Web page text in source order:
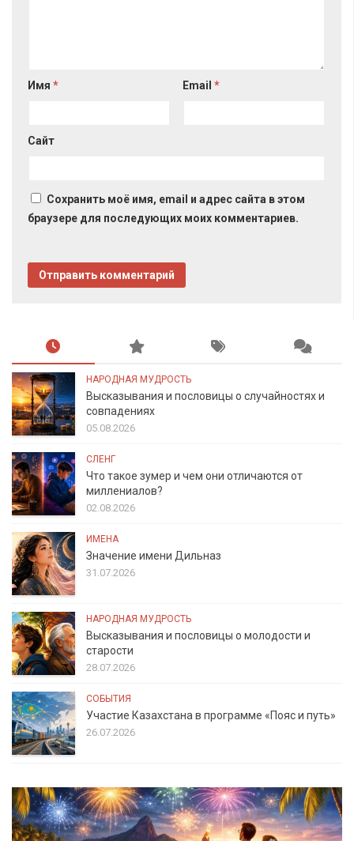
Имя * Email*
Сайт
Сохранить моё имя, email и адрес сайта в этом
браузере для последующих моих комментариев.
НАРОДНАЯ МУДРОСТЬ
Высказывания и пословицы о случайностях и
совпадениях
05.08.2026
СЛЕНГ
Что такое зумер и чем они отличаются от
миллениалов?
02.08.2026
ИМЕНА
Значение имени Дильназ
31.07.2026
НАРОДНАЯ МУДРОСТЬ
Высказывания и пословицы о молодости и
старости
28.07.2026
СОБЫТИЯ
Участие Казахстана в программе «Пояс и путь»
26.07.2026